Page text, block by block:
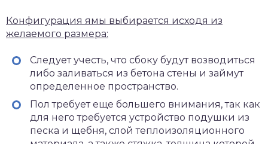
Конфигурация ямы выбирается исходя из
желаемого размера:
Следует учесть, что сбоку будут возводиться
либо заливаться из бетона стены и займут
определенное пространство.
Пол требует еще большего внимания, так как
для него требуется устройство подушки из
песка и щебня, слой теплоизоляционного